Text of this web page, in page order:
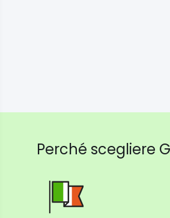
Perché scegliere